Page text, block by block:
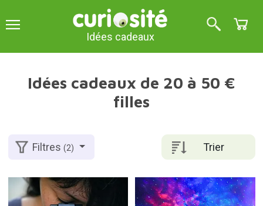
Idées cadeaux
Idées cadeaux de 20 à 50 €
filles
Trier
Filtres(2)